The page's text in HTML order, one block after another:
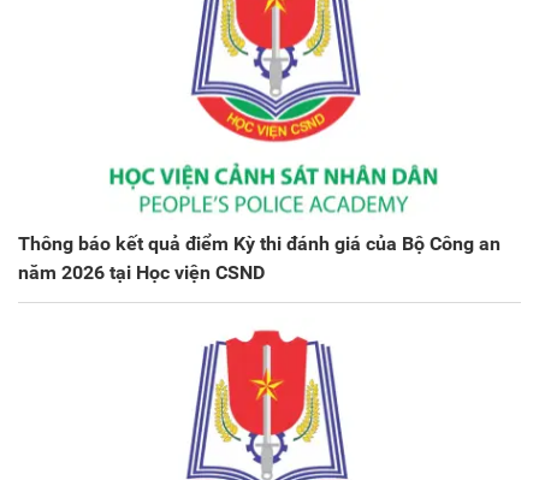
Thông báo kết quả điểm Kỳ thi đánh giá của Bộ Công an
năm 2026 tại Học viện CSND